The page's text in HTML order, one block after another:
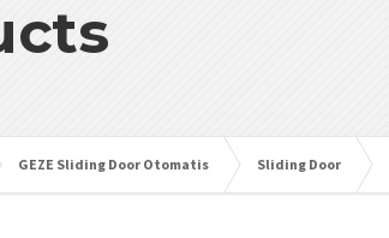
GEZE Sliding Door Otomatis Sliding Door